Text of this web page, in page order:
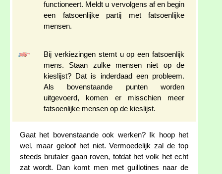
functioneert. Meldt u vervolgens af en begin
een fatsoenlijke partij met fatsoenlijke
mensen.
Bij verkiezingen stemt u op een fatsoenlijk
mens. Staan zulke mensen niet op de
kieslijst? Dat is inderdaad een probleem.
Als bovenstaande punten worden
uitgevoerd, komen er misschien meer
fatsoenlijke mensen op de kieslijst.
Gaat het bovenstaande ook werken? Ik hoop het
wel, maar geloof het niet. Vermoedelijk zal de top
steeds brutaler gaan roven, totdat het volk het echt
zat wordt. Dan komt men met guillotines naar de